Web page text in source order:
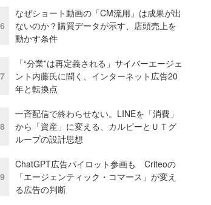
6
なぜショート動画の「CM流用」は成果が出
ないのか？購買データが示す、店頭売上を
動かす条件
7
「“分業”は再定義される」サイバーエージェ
ント内藤氏に聞く、インターネット広告20
年と転換点
8
一斉配信で終わらせない。LINEを「消費」
から「資産」に変える、カルビーとＵＴグ
ループの設計思想
9
ChatGPT広告パイロット参画も Criteoの
「エージェンティック・コマース」が変え
る広告の判断